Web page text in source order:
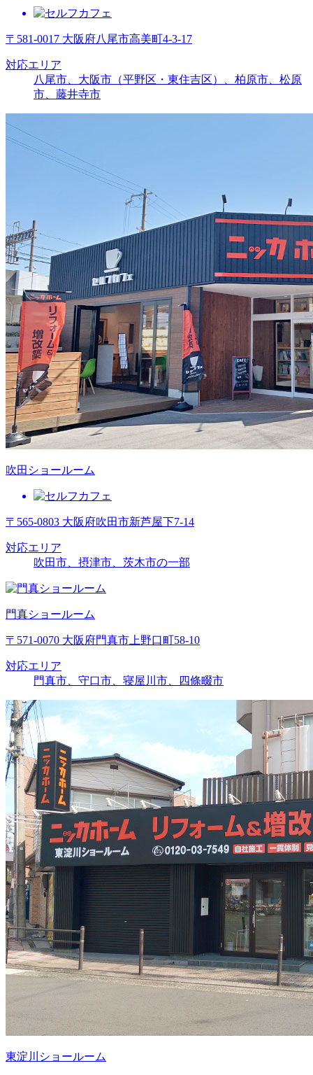
〒581-0017 大阪府八尾市高美町4-3-17
対応エリア
八尾市、大阪市（平野区・東住吉区）、柏原市、松原
市、藤井寺市
吹田ショールーム
〒565-0803 大阪府吹田市新芦屋下7-14
対応エリア
吹田市、摂津市、茨木市の一部
門真ショールーム
〒571-0070 大阪府門真市上野口町58-10
対応エリア
門真市、守口市、寝屋川市、四條畷市
東淀川ショールーム